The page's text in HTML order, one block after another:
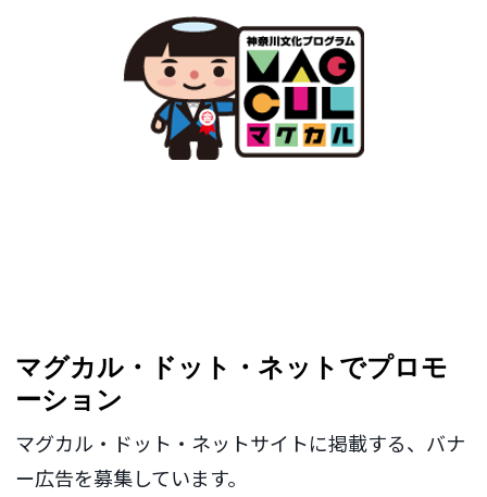
マグカル・ドット・ネットでプロモ
ーション
マグカル・ドット・ネットサイトに掲載する、バナ
ー広告を募集しています。